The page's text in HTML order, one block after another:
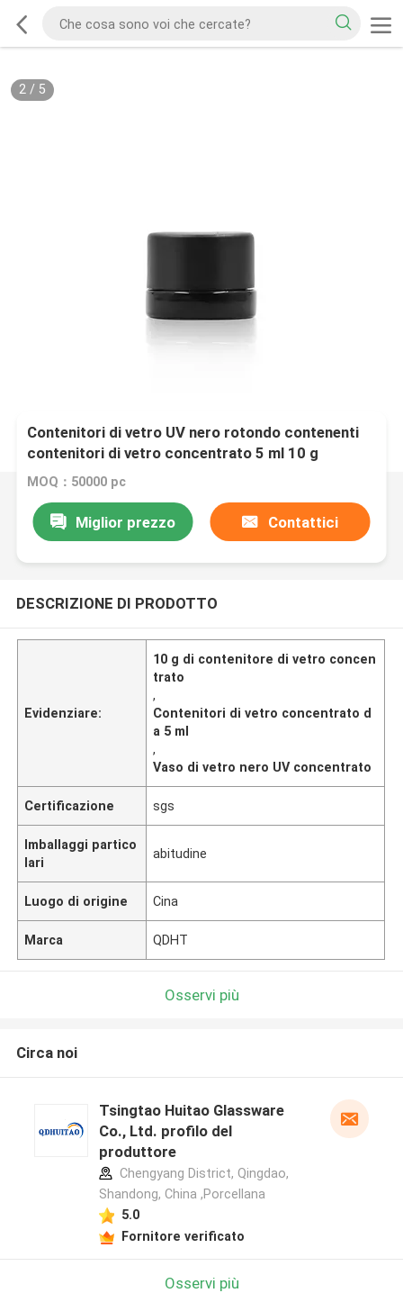
2/ 5
Contenitori di vetro UV nero rotondo contenenti
contenitori di vetro concentrato 5 ml 10 g
MOQ：50000 pc
Miglior prezzo Contattici
DESCRIZIONE DI PRODOTTO
Evidenziare:
10 g di contenitore di vetro concen
trato
,
Contenitori di vetro concentrato d
a 5 ml
,
Vaso di vetro nero UV concentrato
Certificazione sgs
Imballaggi partico
lari
abitudine
Luogo di origine Cina
Marca QDHT
Osservi più
Circa noi
Tsingtao Huitao Glassware
Co., Ltd. profilo del
produttore
Chengyang District, Qingdao,
Shandong, China ,Porcellana
5.0
Fornitore verificato
Osservi più